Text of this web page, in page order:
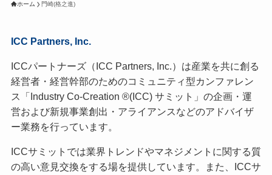
ホーム 門崎(格之進)
ICC Partners, Inc.
ICCパートナーズ（ICC Partners, Inc.）は産業を共に創る
経営者・経営幹部のためのコミュニティ型カンファレン
ス「Industry Co-Creation ®(ICC) サミット」の企画・運
営および新規事業創出・アライアンスなどのアドバイザ
ー業務を行っています。
ICCサミットでは業界トレンドやマネジメントに関する質
の高い意見交換をする場を提供しています。また、ICCサ